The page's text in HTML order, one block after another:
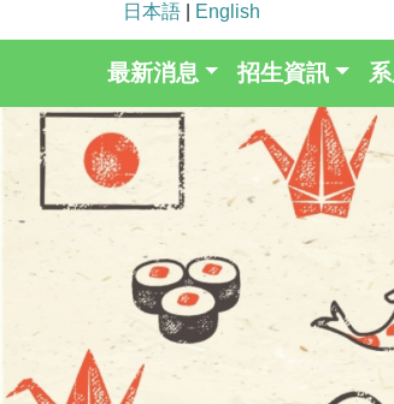
日本語 English
最新消息 招生資訊